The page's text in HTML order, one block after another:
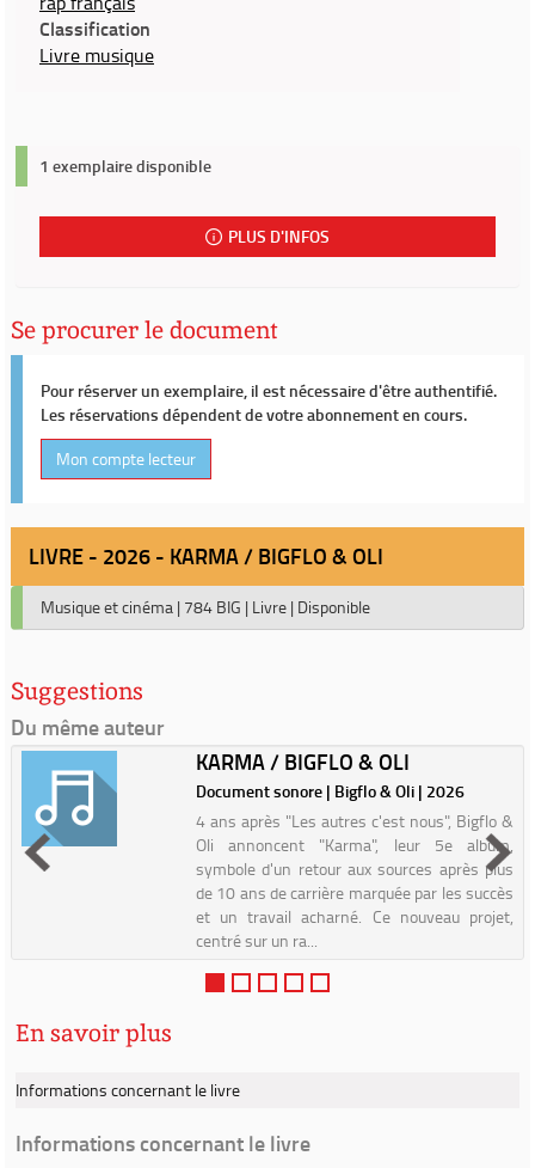
Classification
Livre musique
1 exemplaire disponible
PLUS D'INFOS
Se procurer le document
Pour réserver un exemplaire, il est nécessaire d'être authentifié.
Les réservations dépendent de votre abonnement en cours.
Mon compte lecteur
LIVRE - 2026 - KARMA / BIGFLO & OLI
Musique et cinéma | 784 BIG | Livre | Disponible
Suggestions
Du même auteur
KARMA / BIGFLO & OLI
Document sonore | Bigflo & Oli | 2026
4 ans après "Les autres c'est nous", Bigflo &
Oli annoncent "Karma", leur 5e album,
symbole d'un retour aux sources après plus
de 10 ans de carrière marquée par les succès
et un travail acharné. Ce nouveau projet,
centré sur un ra...
En savoir plus
Informations concernant le livre
Informations concernant le livre